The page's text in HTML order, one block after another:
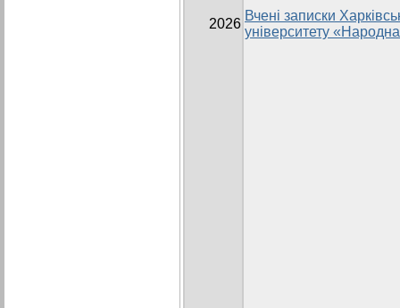
2026
Вчені записки
університету